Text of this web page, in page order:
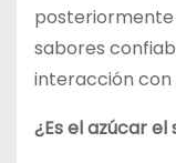
sabores
interacción
¿Es el azúcar